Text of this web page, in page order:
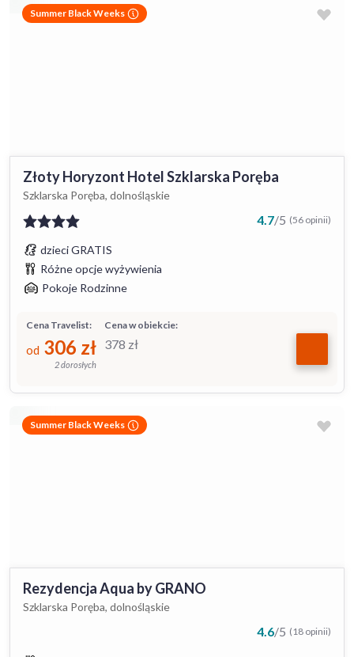
Summer Black Weeks
Złoty Horyzont Hotel Szklarska Poręba
Szklarska Poręba, dolnośląskie
4.7/5 (56 opinii)
dzieci GRATIS
Różne opcje wyżywienia
Pokoje Rodzinne
Cena w obiekcie:
378 zł
Cena Travelist:
od 306 zł
2 dorosłych
Summer Black Weeks
Rezydencja Aqua by GRANO
Szklarska Poręba, dolnośląskie
4.6/5 (18 opinii)